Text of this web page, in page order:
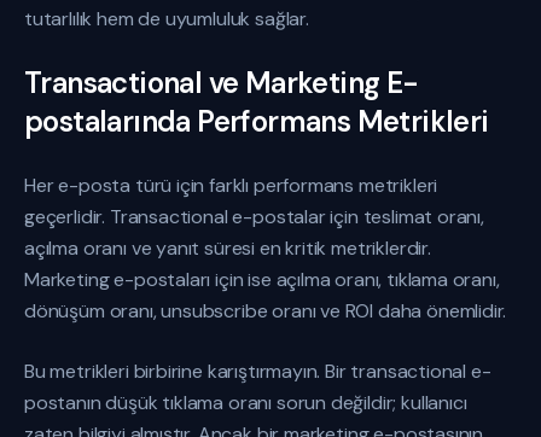
tutarlılık hem de uyumluluk sağlar.
Transactional ve Marketing E-
postalarında Performans Metrikleri
Her e-posta türü için farklı performans metrikleri
geçerlidir. Transactional e-postalar için teslimat oranı,
açılma oranı ve yanıt süresi en kritik metriklerdir.
Marketing e-postaları için ise açılma oranı, tıklama oranı,
dönüşüm oranı, unsubscribe oranı ve ROI daha önemlidir.
Bu metrikleri birbirine karıştırmayın. Bir transactional e-
postanın düşük tıklama oranı sorun değildir; kullanıcı